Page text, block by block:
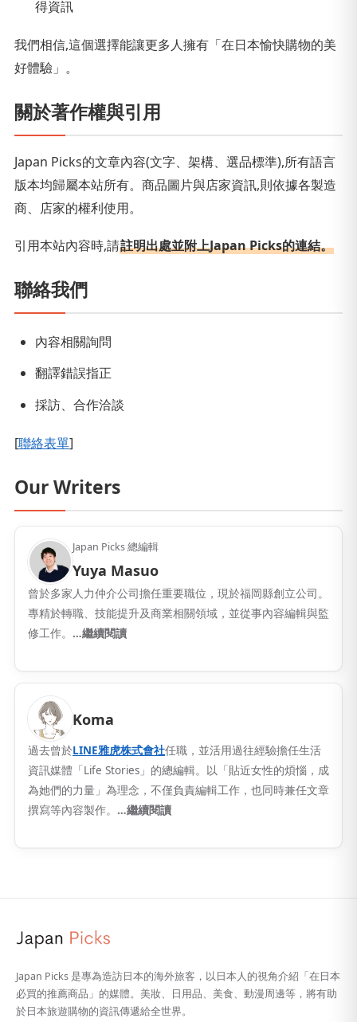
得資訊
我們相信,這個選擇能讓更多人擁有「在日本愉快購物的美
好體驗」。
關於著作權與引用
Japan Picks的文章內容(文字、架構、選品標準),所有語言
版本均歸屬本站所有。商品圖片與店家資訊,則依據各製造
商、店家的權利使用。
引用本站內容時,請註明出處並附上Japan Picks的連結。
聯絡我們
內容相關詢問
翻譯錯誤指正
採訪、合作洽談
[聯絡表單]
Our Writers
Japan Picks 總編輯
Yuya Masuo
曾於多家人力仲介公司擔任重要職位，現於福岡縣創立公司。
專精於轉職、技能提升及商業相關領域，並從事內容編輯與監
修工作。 …繼續閱讀
Koma
過去曾於LINE雅虎株式會社任職，並活用過往經驗擔任生活
資訊媒體「Life Stories」的總編輯。以「貼近女性的煩惱，成
為她們的力量」為理念，不僅負責編輯工作，也同時兼任文章
撰寫等內容製作。 …繼續閱讀
Japan Picks 是專為造訪日本的海外旅客，以日本人的視角介紹「在日本
必買的推薦商品」的媒體。美妝、日用品、美食、動漫周邊等，將有助
於日本旅遊購物的資訊傳遞給全世界。